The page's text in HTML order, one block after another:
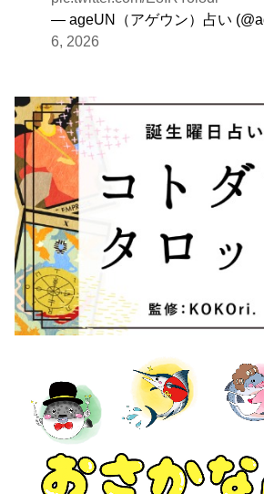
— ageUN（アゲウン）占い
6, 2026